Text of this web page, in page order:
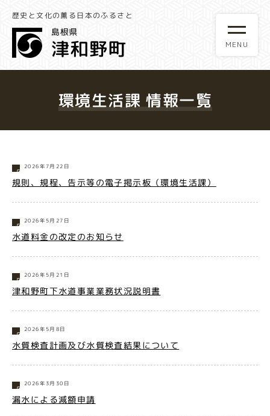
歴史と文化の薫る日本のふるさと
環境生活課 情報一覧
2026年7月22日
規則、規程、告示等の電子掲示板（環境生活課）
2026年5月27日
水道料金の改定のお知らせ
2026年5月21日
津和野町下水道事業業務状況説明書
2026年5月8日
水質検査計画及び水質検査結果について
2026年3月30日
漏水による減額申請